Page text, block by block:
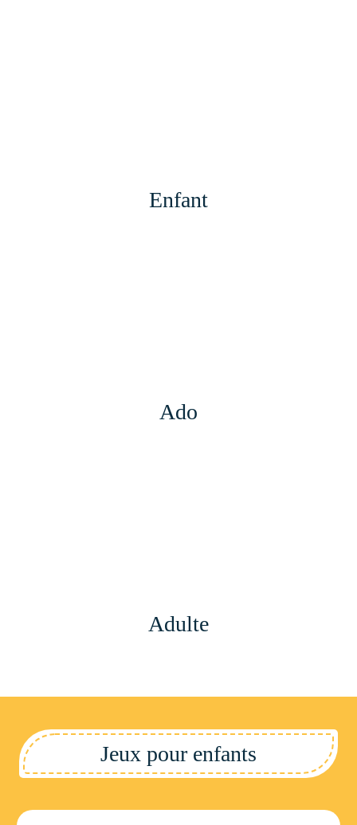
Enfant
Ado
Adulte
Jeux pour enfants